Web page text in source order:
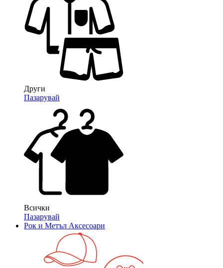
Други
Пазарувай
Всички
Пазарувай
Рок и Метъл Аксесоари